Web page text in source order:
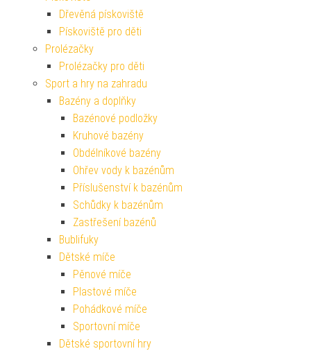
Dřevěná pískoviště
Pískoviště pro děti
Prolézačky
Prolézačky pro děti
Sport a hry na zahradu
Bazény a doplňky
Bazénové podložky
Kruhové bazény
Obdélníkové bazény
Ohřev vody k bazénům
Příslušenství k bazénům
Schůdky k bazénům
Zastřešení bazénů
Bublifuky
Dětské míče
Pěnové míče
Plastové míče
Pohádkové míče
Sportovní míče
Dětské sportovní hry